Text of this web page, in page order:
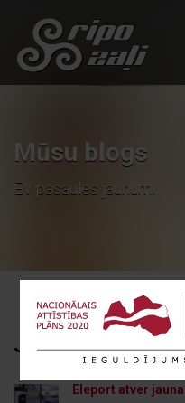
Mūsu blogs
EV pasaules jaunumi
JAUNĀKIE RAKSTI
Eleport atver